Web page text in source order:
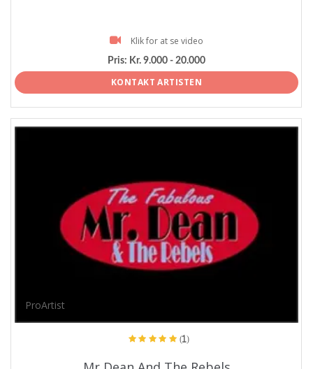
Klik for at se video
Pris: Kr. 9.000 - 20.000
KONTAKT ARTISTEN
ProArtist
(1)